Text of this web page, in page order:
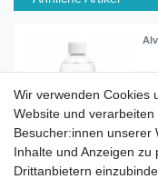
0.5
*
Wir verwenden Cookies
Website und
Besucher:innen unserer
Inhalte und Anzeigen zu
Drittanbietern